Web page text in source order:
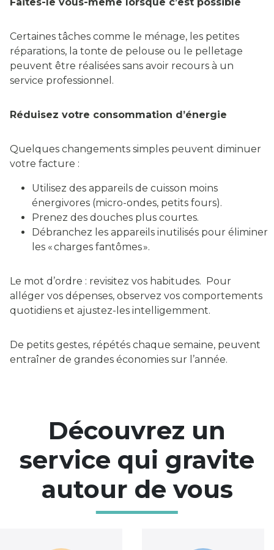
Certaines tâches comme le ménage, les petites
réparations, la tonte de pelouse ou le pelletage
peuvent être réalisées sans avoir recours à un
service professionnel.
Réduisez votre consommation d’énergie
Quelques changements simples peuvent diminuer
votre facture :
Utilisez des appareils de cuisson moins
énergivores (micro-ondes, petits fours).
Prenez des douches plus courtes.
Débranchez les appareils inutilisés pour éliminer
les « charges fantômes ».
Le mot d’ordre : revisitez vos habitudes. Pour
alléger vos dépenses, observez vos comportements
quotidiens et ajustez-les intelligemment.
De petits gestes, répétés chaque semaine, peuvent
entraîner de grandes économies sur l’année.
Découvrez un
service qui gravite
autour de vous